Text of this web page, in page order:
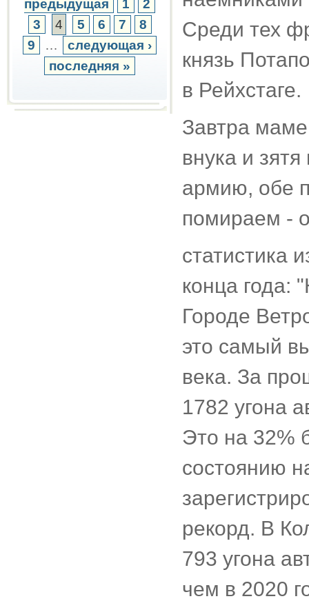
предыдущая 1
2
3
4 5 6 7
8
9
…
следующая ›
последняя »
Среди тех
князь
в Рейхстаге.
Завтра маме
внука и
армию, обе
помираем -
статистика
конца года:
Городе
это самый
века. За
1782 угона
Это на 32%
состоянию
рекорд. В
793 угона
чем в 2020